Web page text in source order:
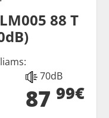
88 T
70dB
87 99€